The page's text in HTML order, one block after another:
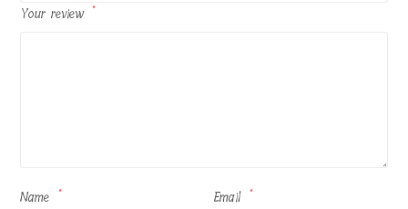
Your review *
Name * Email *